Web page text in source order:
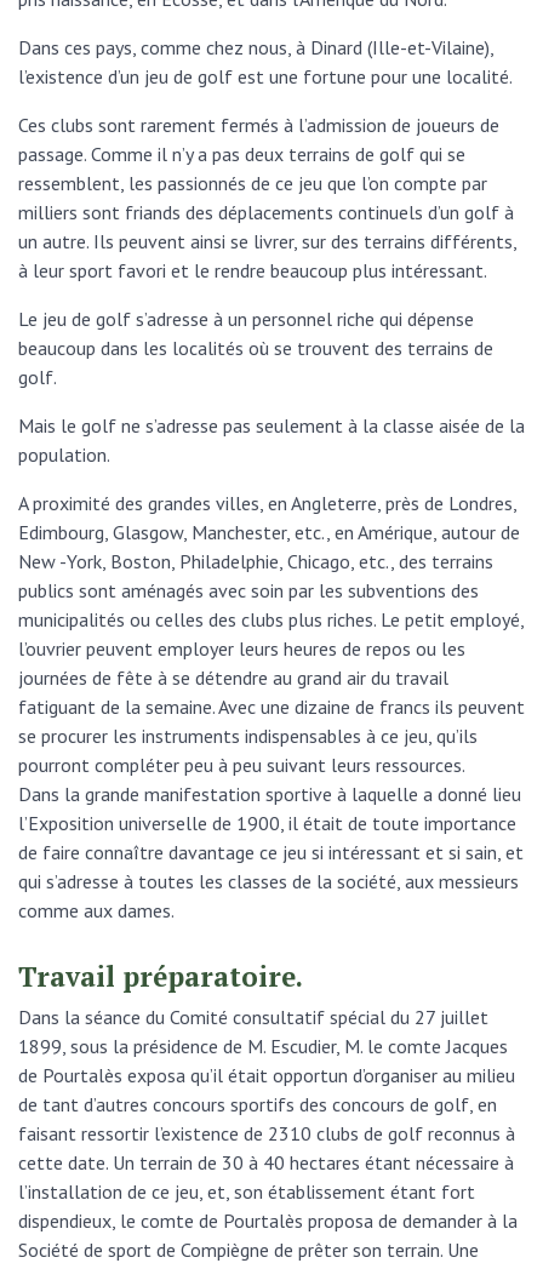
Dans ces pays, comme chez nous, à Dinard (Ille-et-Vilaine),
l’existence d’un jeu de golf est une fortune pour une localité.
Ces clubs sont rarement fermés à l’admission de joueurs de
passage. Comme il n’y a pas deux terrains de golf qui se
ressemblent, les passionnés de ce jeu que l’on compte par
milliers sont friands des déplacements continuels d’un golf à
un autre. Ils peuvent ainsi se livrer, sur des terrains différents,
à leur sport favori et le rendre beaucoup plus intéressant.
Le jeu de golf s’adresse à un personnel riche qui dépense
beaucoup dans les localités où se trouvent des terrains de
golf.
Mais le golf ne s’adresse pas seulement à la classe aisée de la
population.
A proximité des grandes villes, en Angleterre, près de Londres,
Edimbourg, Glasgow, Manchester, etc., en Amérique, autour de
New -York, Boston, Philadelphie, Chicago, etc., des terrains
publics sont aménagés avec soin par les subventions des
municipalités ou celles des clubs plus riches. Le petit employé,
l’ouvrier peuvent employer leurs heures de repos ou les
journées de fête à se détendre au grand air du travail
fatiguant de la semaine. Avec une dizaine de francs ils peuvent
se procurer les instruments indispensables à ce jeu, qu’ils
pourront compléter peu à peu suivant leurs ressources.
Dans la grande manifestation sportive à laquelle a donné lieu
l’Exposition universelle de 1900, il était de toute importance
de faire connaître davantage ce jeu si intéressant et si sain, et
qui s’adresse à toutes les classes de la société, aux messieurs
comme aux dames.
Travail préparatoire.
Dans la séance du Comité consultatif spécial du 27 juillet
1899, sous la présidence de M. Escudier, M. le comte Jacques
de Pourtalès exposa qu’il était opportun d’organiser au milieu
de tant d’autres concours sportifs des concours de golf, en
faisant ressortir l’existence de 2310 clubs de golf reconnus à
cette date. Un terrain de 30 à 40 hectares étant nécessaire à
l’installation de ce jeu, et, son établissement étant fort
dispendieux, le comte de Pourtalès proposa de demander à la
Société de sport de Compiègne de prêter son terrain. Une